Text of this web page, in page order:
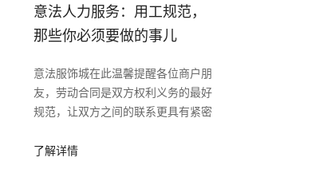
意法人力服务：用工规范，
那些你必须要做的事儿
意法服饰城在此温馨提醒各位商户朋
友，劳动合同是双方权利义务的最好
规范，让双方之间的联系更具有紧密
护。它能让员工在工作时更有劳动保
了解详情